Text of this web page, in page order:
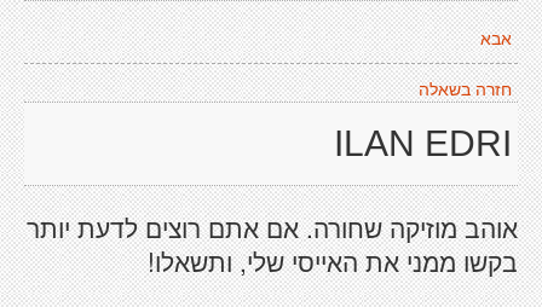
אבא
חזרה בשאלה
ILAN EDRI
אוהב מוזיקה שחורה. אם אתם רוצים לדעת יותר
בקשו ממני את האייסי שלי, ותשאלו!